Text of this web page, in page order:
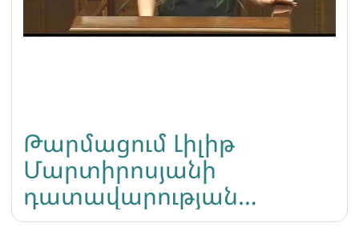
Թարմացում Լիլիթ
Մարտիրոսյանի
դատավարության
վերաբերյալ